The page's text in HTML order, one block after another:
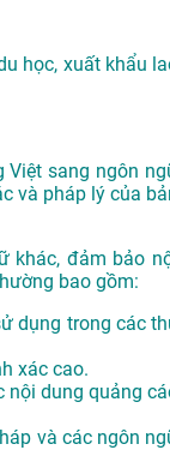
học, xuất khẩu
Việt sang ngôn
và pháp lý của
khác, đảm bảo
bao gồm:
dụng trong các
xác cao.
nội dung quảng
và các ngôn